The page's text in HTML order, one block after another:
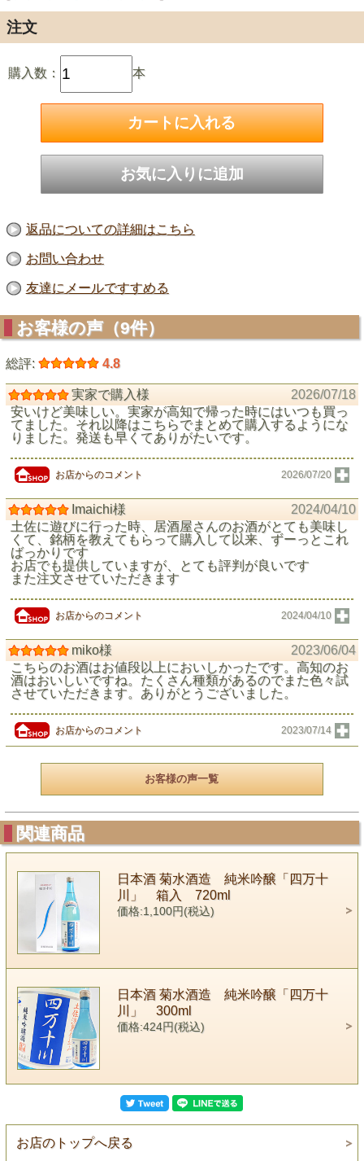
注文
購入数： 本
返品についての詳細はこちら
お問い合わせ
友達にメールですすめる
お客様の声（9件）
総評: 4.8
実家で購入様
2026/07/18
安いけど美味しい。実家が高知で帰った時にはいつも買っ
てました。それ以降はこちらでまとめて購入するようにな
りました。発送も早くてありがたいです。
お店からのコメント 2026/07/20
Imaichi様
2024/04/10
土佐に遊びに行った時、居酒屋さんのお酒がとても美味し
くて、銘柄を教えてもらって購入して以来、ずーっとこれ
ばっかりです
お店でも提供していますが、とても評判が良いです
また注文させていただきます
お店からのコメント 2024/04/10
miko様
2023/06/04
こちらのお酒はお値段以上においしかったです。高知のお
酒はおいしいですね。たくさん種類があるのでまた色々試
させていただきます。ありがとうございました。
お店からのコメント 2023/07/14
お客様の声一覧
関連商品
日本酒 菊水酒造 純米吟醸「四万十
川」 箱入 720ml
価格:1,100円(税込)
日本酒 菊水酒造 純米吟醸「四万十
川」 300ml
価格:424円(税込)
お店のトップへ戻る